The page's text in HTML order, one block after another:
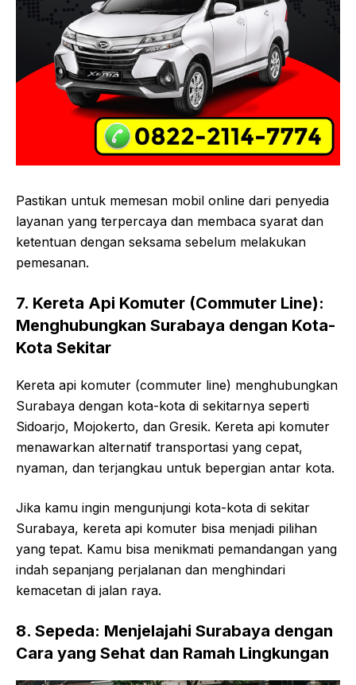
Pastikan untuk memesan mobil online dari penyedia
layanan yang terpercaya dan membaca syarat dan
ketentuan dengan seksama sebelum melakukan
pemesanan.
7. Kereta Api Komuter (Commuter Line):
Menghubungkan Surabaya dengan Kota-
Kota Sekitar
Kereta api komuter (commuter line) menghubungkan
Surabaya dengan kota-kota di sekitarnya seperti
Sidoarjo, Mojokerto, dan Gresik. Kereta api komuter
menawarkan alternatif transportasi yang cepat,
nyaman, dan terjangkau untuk bepergian antar kota.
Jika kamu ingin mengunjungi kota-kota di sekitar
Surabaya, kereta api komuter bisa menjadi pilihan
yang tepat. Kamu bisa menikmati pemandangan yang
indah sepanjang perjalanan dan menghindari
kemacetan di jalan raya.
8. Sepeda: Menjelajahi Surabaya dengan
Cara yang Sehat dan Ramah Lingkungan